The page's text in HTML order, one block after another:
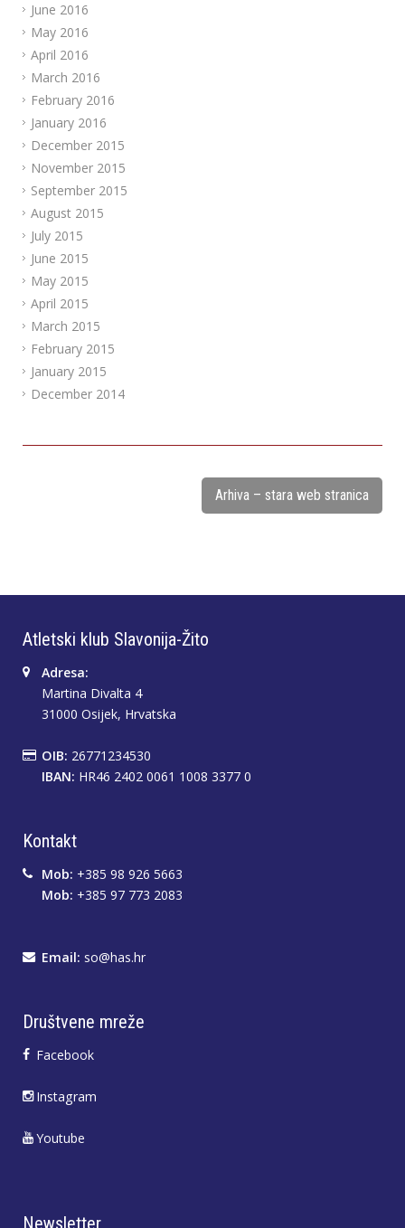
June 2016
May 2016
April 2016
March 2016
February 2016
January 2016
December 2015
November 2015
September 2015
August 2015
July 2015
June 2015
May 2015
April 2015
March 2015
February 2015
January 2015
December 2014
Arhiva – stara web stranica
Atletski klub Slavonija-Žito
Adresa:
Martina Divalta 4
31000 Osijek, Hrvatska
OIB: 26771234530
IBAN: HR46 2402 0061 1008 3377 0
Kontakt
Mob: +385 98 926 5663
Mob: +385 97 773 2083
Email: so@has.hr
Društvene mreže
Facebook
Instagram
Youtube
Newsletter